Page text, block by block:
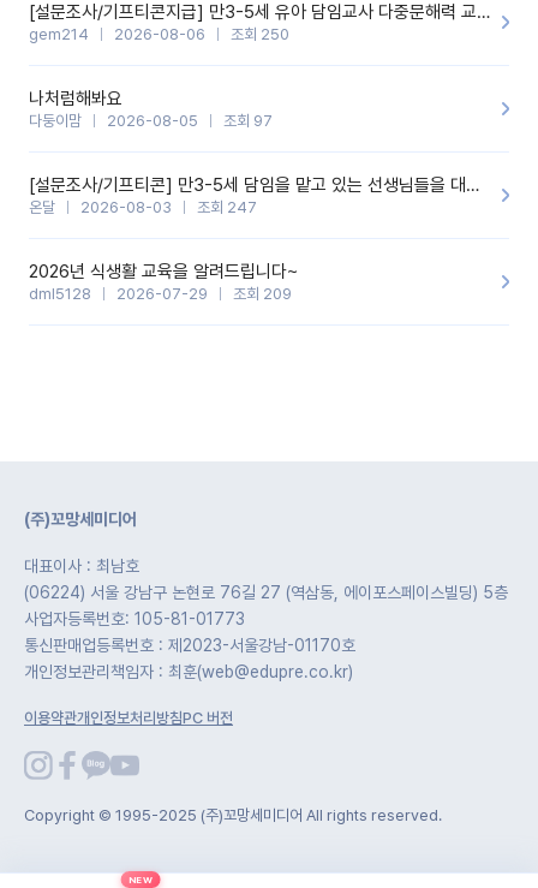
[설문조사/기프티콘지급] 만3-5세 유아 담임교사 다중문해력 교육 증진을 위한 설문조사
gem214 2026-08-06 조회 250
나처럼해봐요
다둥이맘 2026-08-05 조회 97
[설문조사/기프티콘] 만3-5세 담임을 맡고 있는 선생님들을 대상으로 설문조사를 합니다!
온달 2026-08-03 조회 247
2026년 식생활 교육을 알려드립니다~
dml5128 2026-07-29 조회 209
(주)꼬망세미디어
대표이사 : 최남호
(06224) 서울 강남구 논현로 76길 27 (역삼동, 에이포스페이스빌딩) 5층
사업자등록번호: 105-81-01773
통신판매업등록번호 : 제2023-서울강남-01170호
개인정보관리책임자 : 최훈(web@edupre.co.kr)
이용약관개인정보처리방침PC 버전
Copyright © 1995-2025 (주)꼬망세미디어 All rights reserved.
NEW